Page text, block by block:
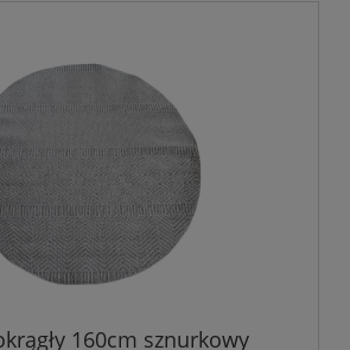
160cm sznurkowy